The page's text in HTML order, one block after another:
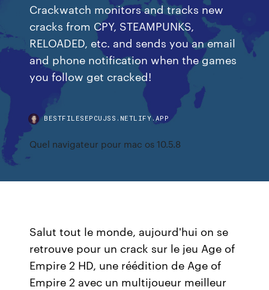
Crackwatch monitors and tracks new
cracks from CPY, STEAMPUNKS,
RELOADED, etc. and sends you an email
and phone notification when the games
you follow get cracked!
BESTFILESEPCUJSS.NETLIFY.APP
Quel navigateur pour mac os 10.5.8
Salut tout le monde, aujourd'hui on se
retrouve pour un crack sur le jeu Age of
Empire 2 HD, une réédition de Age of
Empire 2 avec un multijoueur meilleur